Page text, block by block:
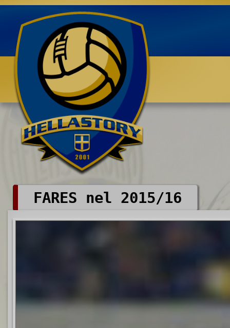
Benvenuti su HELLASTORY.net
FARES nel 2015/16